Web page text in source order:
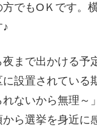
でもOＫです。
♪
夜まで出かける
設置されている
れないから無理
から選挙を身近に